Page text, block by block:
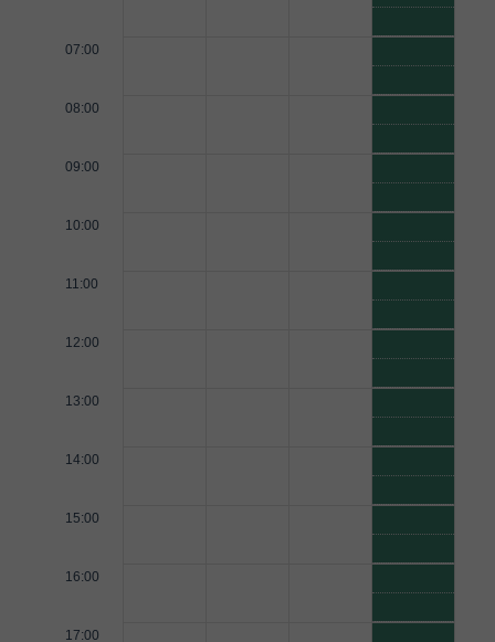
07:00
08:00
09:00
10:00
11:00
12:00
13:00
14:00
15:00
16:00
17:00